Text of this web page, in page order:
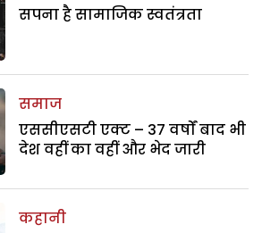
सपना है सामाजिक स्वतंत्रता
समाज
एससीएसटी एक्ट – 37 वर्षों बाद भी
देश वहीं का वहीं और भेद जारी
कहानी